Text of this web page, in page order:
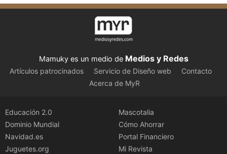
Mamuky es un medio de Medios y Redes
Artículos patrocinados Servicio de Diseño web
Contacto
Acerca de MyR
Educación 2.0
Dominio Mundial
Navidad.es
Juguetes.org
Mascotalia
Cómo Ahorrar
Portal Financiero
Mi Revista